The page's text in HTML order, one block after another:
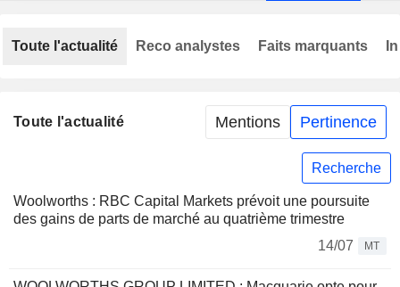
Toute l'actualité Mentions Pertinence
Recherche
Woolworths : RBC Capital Markets prévoit une poursuite
des gains de parts de marché au quatrième trimestre
14/07
MT
Toute l'actualité Reco analystes Faits marquants